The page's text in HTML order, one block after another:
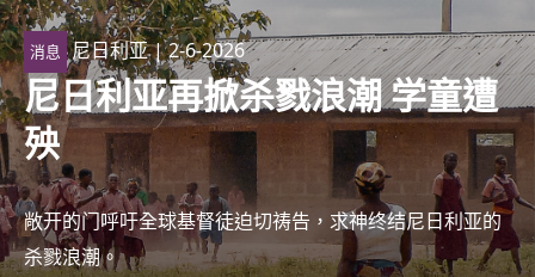
消息 尼日利亚| 2-6-2026
尼日利亚再掀杀戮浪潮 学童遭
殃
敞开的门呼吁全球基督徒迫切祷告，求神终结尼日利亚的
杀戮浪潮。